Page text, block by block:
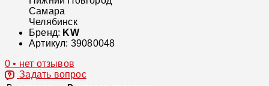
Самара
Челябинск
Бренд: KW
Артикул: 39080048
0 • нет отзывов
Задать вопрос